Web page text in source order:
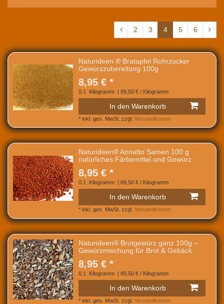
2 3 4 5 6
Naturideen ® Bratapfel Rohrzucker
Gewürzzubereitung 100g
8,95 € *
0.1 Kilogramm | 89,50 € / Kilogramm
In den Warenkorb
* inkl. ges. MwSt. zzgl. Versandkosten
Naturideen® Annatto Samen 100 g
natürliches Färbemittel und Gewürz
8,95 € *
0.1 Kilogramm | 89,50 € / Kilogramm
In den Warenkorb
* inkl. ges. MwSt. zzgl. Versandkosten
Naturideen® Brotgewürz ganz 100g –
Gewürzmischung für Brot & Gebäck
8,95 € *
0.1 Kilogramm | 89,50 € / Kilogramm
In den Warenkorb
* inkl. ges. MwSt. zzgl. Versandkosten